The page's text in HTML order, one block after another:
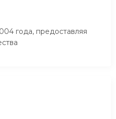
года, предоставляя